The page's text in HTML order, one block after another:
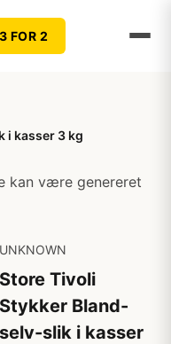
3 FOR 2
i kasser 3 kg
kan være genereret
UNKNOWN
Store Tivoli
Stykker Bland-
selv-slik i kasser